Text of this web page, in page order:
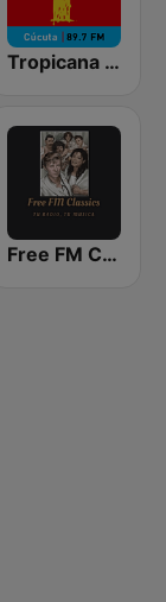
Tropicana Cúcuta
Free FM Classics Venezuela